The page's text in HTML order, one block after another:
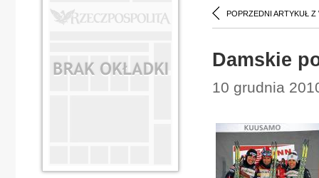
POPRZEDNI ARTYKUŁ Z
Damskie
10 grudnia